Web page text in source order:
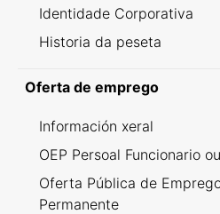
Identidade Corporativa
Historia da peseta
Oferta de emprego
Información xeral
OEP Persoal Funcionario
Oferta Pública de
Permanente